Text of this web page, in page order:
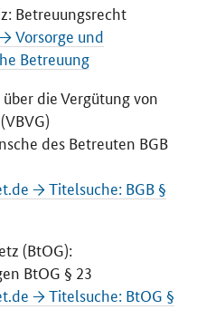
Betreuungsrecht
Vorsorge und
Betreuung
die Vergütung von
des Betreuten BGB
→ Titelsuche: BGB §
(BtOG):
BtOG § 23
→ Titelsuche: BtOG §